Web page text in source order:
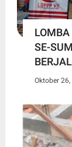
SE-
Oktober